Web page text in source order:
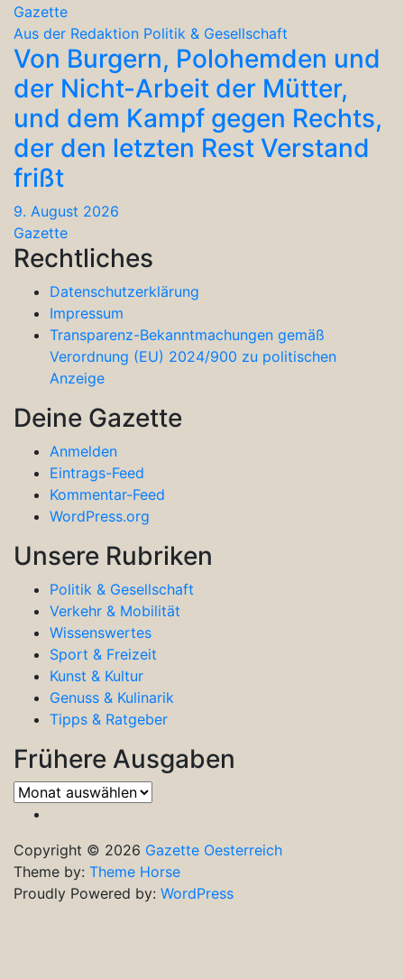
Gazette
Aus der Redaktion Politik & Gesellschaft
Von Burgern, Polohemden und
der Nicht-Arbeit der Mütter,
und dem Kampf gegen Rechts,
der den letzten Rest Verstand
frißt
9. August 2026
Gazette
Rechtliches
Datenschutzerklärung
Impressum
Transparenz-Bekanntmachungen gemäß
Verordnung (EU) 2024/900 zu politischen
Anzeige
Deine Gazette
Anmelden
Eintrags-Feed
Kommentar-Feed
WordPress.org
Unsere Rubriken
Politik & Gesellschaft
Verkehr & Mobilität
Wissenswertes
Sport & Freizeit
Kunst & Kultur
Genuss & Kulinarik
Tipps & Ratgeber
Frühere Ausgaben
Frühere
Ausgaben
Copyright © 2026 Gazette Oesterreich
Theme by: Theme Horse
Proudly Powered by: WordPress